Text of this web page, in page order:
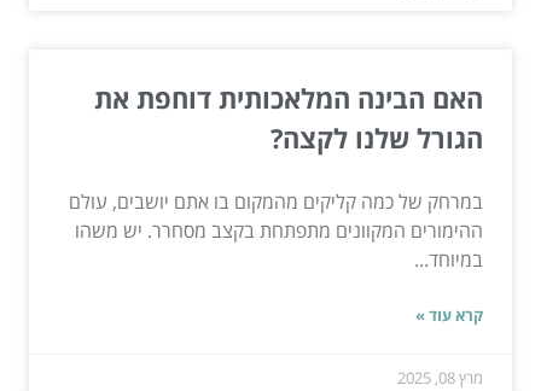
האם הבינה המלאכותית דוחפת את
הגורל שלנו לקצה?
במרחק של כמה קליקים מהמקום בו אתם יושבים, עולם
ההימורים המקוונים מתפתחת בקצב מסחרר. יש משהו
במיוחד...
קרא עוד »
מרץ 08, 2025